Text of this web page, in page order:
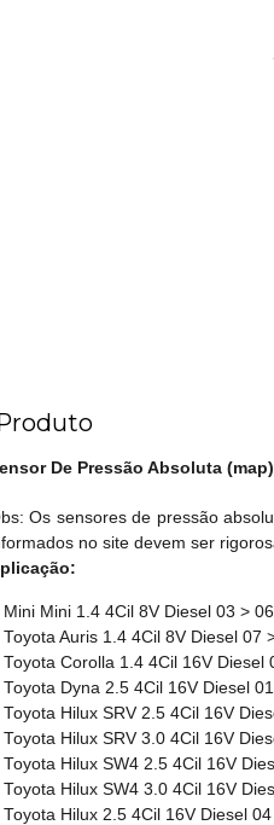
De Pressão Absoluta
Os sensores de pressão
no site devem ser
Mini Mini 1.4 4Cil 8V Diesel 03 > 06
Toyota Auris 1.4 4Cil 8V Diesel 07
Toyota Corolla 1.4 4Cil 16V Diesel
Toyota Dyna 2.5 4Cil 16V Diesel
Toyota Hilux SRV 2.5 4Cil 16V
Toyota Hilux SRV 3.0 4Cil 16V
Toyota Hilux SW4 2.5 4Cil 16V
Toyota Hilux SW4 3.0 4Cil 16V
Toyota Hilux 2.5 4Cil 16V Diesel